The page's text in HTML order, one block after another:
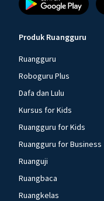
Produk Ruangguru
Ruangguru
Roboguru Plus
Dafa dan Lulu
Kursus for Kids
Ruangguru for Kids
Ruangguru for Business
Ruanguji
Ruangbaca
Ruangkelas